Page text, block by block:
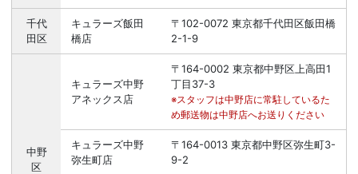
千代
田区
キュラーズ飯田
橋店
〒102-0072 東京都千代田区飯田橋
2-1-9
中野
区
キュラーズ中野
アネックス店
〒164-0002 東京都中野区上高田1
丁目37-3
※スタッフは中野店に常駐しているた
め郵送物は中野店へお送りください
キュラーズ中野
弥生町店
〒164-0013 東京都中野区弥生町3-
9-2